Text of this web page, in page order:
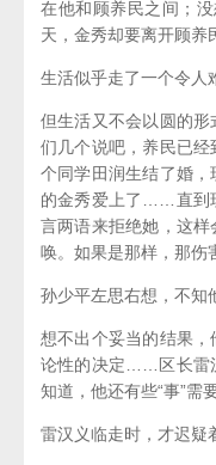
在他和顾养民之间；
天，金秀却要离开顾养
生活似乎走了一个令人
但生活又不会以圆的
们几个说吧，养民已
个同学田润生结了婚
的金秀爱上了……直到
言两语来拒绝她，这
唤。如果是那样，那伤
孙少平左思右想，不知
想不出个妥当的结果
论性的决定……区长雷
知道，他还有些“事”需
雷汉义临走时，才迟疑